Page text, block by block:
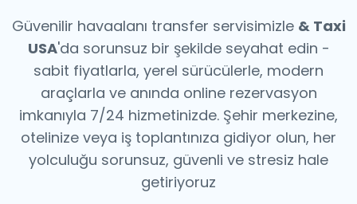
Güvenilir havaalanı transfer servisimizle & Taxi
USA'da sorunsuz bir şekilde seyahat edin -
sabit fiyatlarla, yerel sürücülerle, modern
araçlarla ve anında online rezervasyon
imkanıyla 7/24 hizmetinizde. Şehir merkezine,
otelinize veya iş toplantınıza gidiyor olun, her
yolculuğu sorunsuz, güvenli ve stresiz hale
getiriyoruz